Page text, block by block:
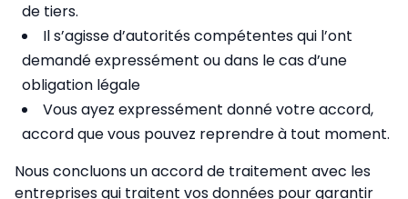
de tiers.
Il s’agisse d’autorités compétentes qui l’ont
demandé expressément ou dans le cas d’une
obligation légale
Vous ayez expressément donné votre accord,
accord que vous pouvez reprendre à tout moment.
Nous concluons un accord de traitement avec les
entreprises qui traitent vos données pour garantir